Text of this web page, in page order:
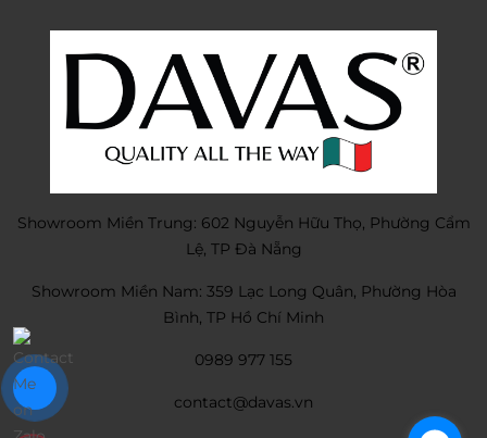
Showroom Miền Trung: 602 Nguyễn Hữu Thọ, Phường Cẩm
Lệ, TP Đà Nẵng
Showroom Miền Nam: 359 Lạc Long Quân, Phường Hòa
Bình, TP Hồ Chí Minh
0989 977 155
contact@davas.vn